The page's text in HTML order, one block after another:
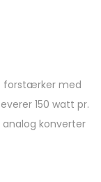
forstærker med
150 watt pr.
konverter